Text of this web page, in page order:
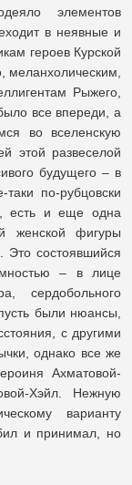
элементов
в неявные и
героев Курской
меланхолическим,
Рыжего,
все впереди, а
во вселенскую
этой развеселой
будущего – в
по-рубцовски
есть и еще одна
женской фигуры
Это состоявшийся
– в лице
сердобольного
были нюансы,
с другими
однако все же
Ахматовой-
Хэйл. Нежную
варианту
и принимал, но